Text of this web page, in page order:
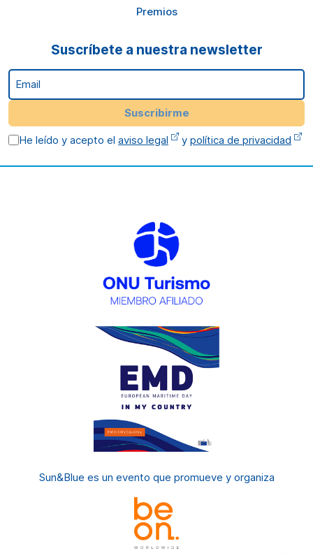
Premios
Suscríbete a nuestra newsletter
Email
Suscribirme
He leído y acepto elaviso legal ypolítica de privacidad
Sun&Blue es un evento que promueve y organiza